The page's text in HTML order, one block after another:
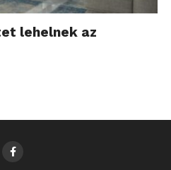
lehelnek az